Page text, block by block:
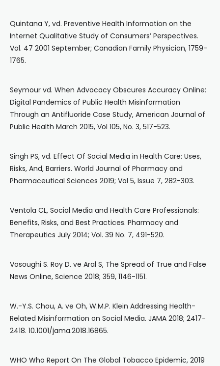
Quintana Y, vd. Preventive Health Information on the
Internet Qualitative Study of Consumers’ Perspectives.
Vol. 47 2001 September; Canadian Family Physician, 1759-
1765.
Seymour vd. When Advocacy Obscures Accuracy Online:
Digital Pandemics of Public Health Misinformation
Through an Antifluoride Case Study, American Journal of
Public Health March 2015, Vol 105, No. 3, 517-523.
Singh PS, vd. Effect Of Social Media in Health Care: Uses,
Risks, And, Barriers. World Journal of Pharmacy and
Pharmaceutical Sciences 2019; Vol 5, Issue 7, 282-303.
Ventola CL, Social Media and Health Care Professionals:
Benefits, Risks, and Best Practices. Pharmacy and
Therapeutics July 2014; Vol. 39 No. 7, 491-520.
Vosoughi S. Roy D. ve Aral S, The Spread of True and False
News Online, Science 2018; 359, 1146-1151.
W.-Y.S. Chou, A. ve Oh, W.M.P. Klein Addressing Health-
Related Misinformation on Social Media. JAMA 2018; 2417-
2418. 10.1001/jama.2018.16865.
WHO Who Report On The Global Tobacco Epidemic, 2019